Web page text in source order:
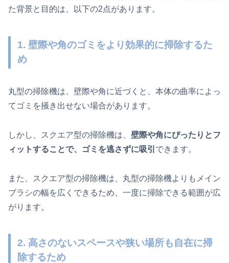
た背景と目的は、以下の2点があります。
1. 壁際や角のゴミをより効果的に掃除するた
め
丸型の掃除機は、壁際や角に近づくと、本体の曲率によっ
てゴミを掻き出せない場合があります。
しかし、スクエア型の掃除機は、 壁際や角にぴったりとフ
ィットすることで、ゴミを逃さずに吸引 できます。
また、スクエア型の掃除機は、丸型の掃除機よりもメイン
ブラシの幅を広くできるため、一度に掃除できる範囲が広
がります。
2. 高さのないスペースや狭い場所も自在に掃
除するため